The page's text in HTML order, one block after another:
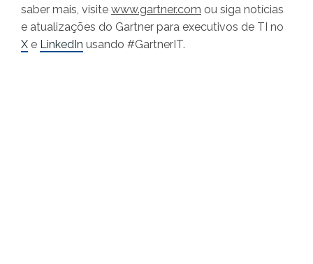
saber mais, visite www.gartner.com ou siga notícias
e atualizações do Gartner para executivos de TI no
X e LinkedIn usando #GartnerIT.